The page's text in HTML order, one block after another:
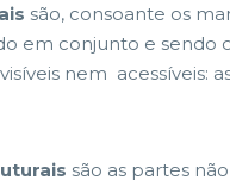
são, consoante os
em conjunto e
nem acessíveis:
são as partes